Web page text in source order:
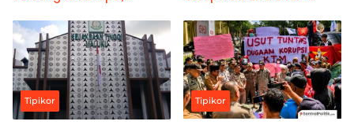
Rp18,9 Miliar
Ditahan
Tipikor Tipikor